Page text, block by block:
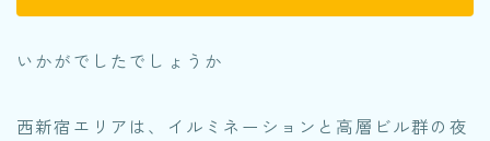
いかがでしたでしょうか
西新宿エリアは、イルミネーションと高層ビル群の夜